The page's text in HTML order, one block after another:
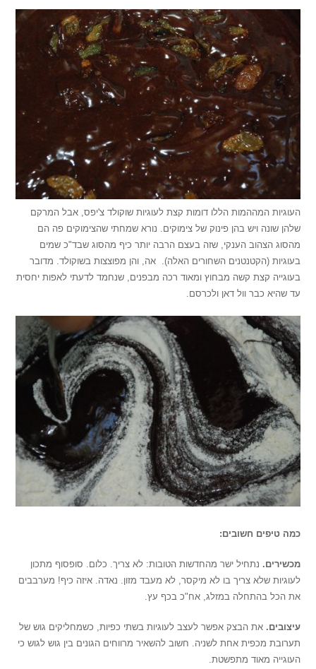
העוגיות המההמות הללו דומות קצת לעוגיות שוקולד צ'יפס, אבל המרקם
שלהן שונה ויש בהן פינוק של צימוקים. נורא שמחתי שהצימוקים פה הם
מהסוג הצהוב הענקי, שזה בעצם הרבה יותר כיף מהסוג שבד"כ שמים
בעוגיות (הקטנטנים השחורים האלה). אה, והן מפוצצות בשוקולד. מדובר
בעוגייה קצת קשה מבחוץ ומאוד רכה מבפנים, שנחמד לדעתי לאפות יחסית
עד שהיא כבר וול דאן ולכרסם.
כמה טיפים חשובים:
מכשירים. נתחיל ישר מהחדשות הטובות: לא צריך. כלום. סופסוף מתכון
לעוגיות שלא צריך בו לא מיקסר, לא מעבד מזון. נאדה. איזה כיף! מערבבים
את הכל בהתחלה במזלג, אח"כ בכף עץ.
עיצובים.את הבצק אפשר לעצב לעוגיות בשתי כפיות, כשמחליקים גוש של
תערובת מכפית אחת לשניה. חשוב להשאיר מרווחים הגונים בין גוש לגוש כי
העוגייה מאוד מתפשטת.